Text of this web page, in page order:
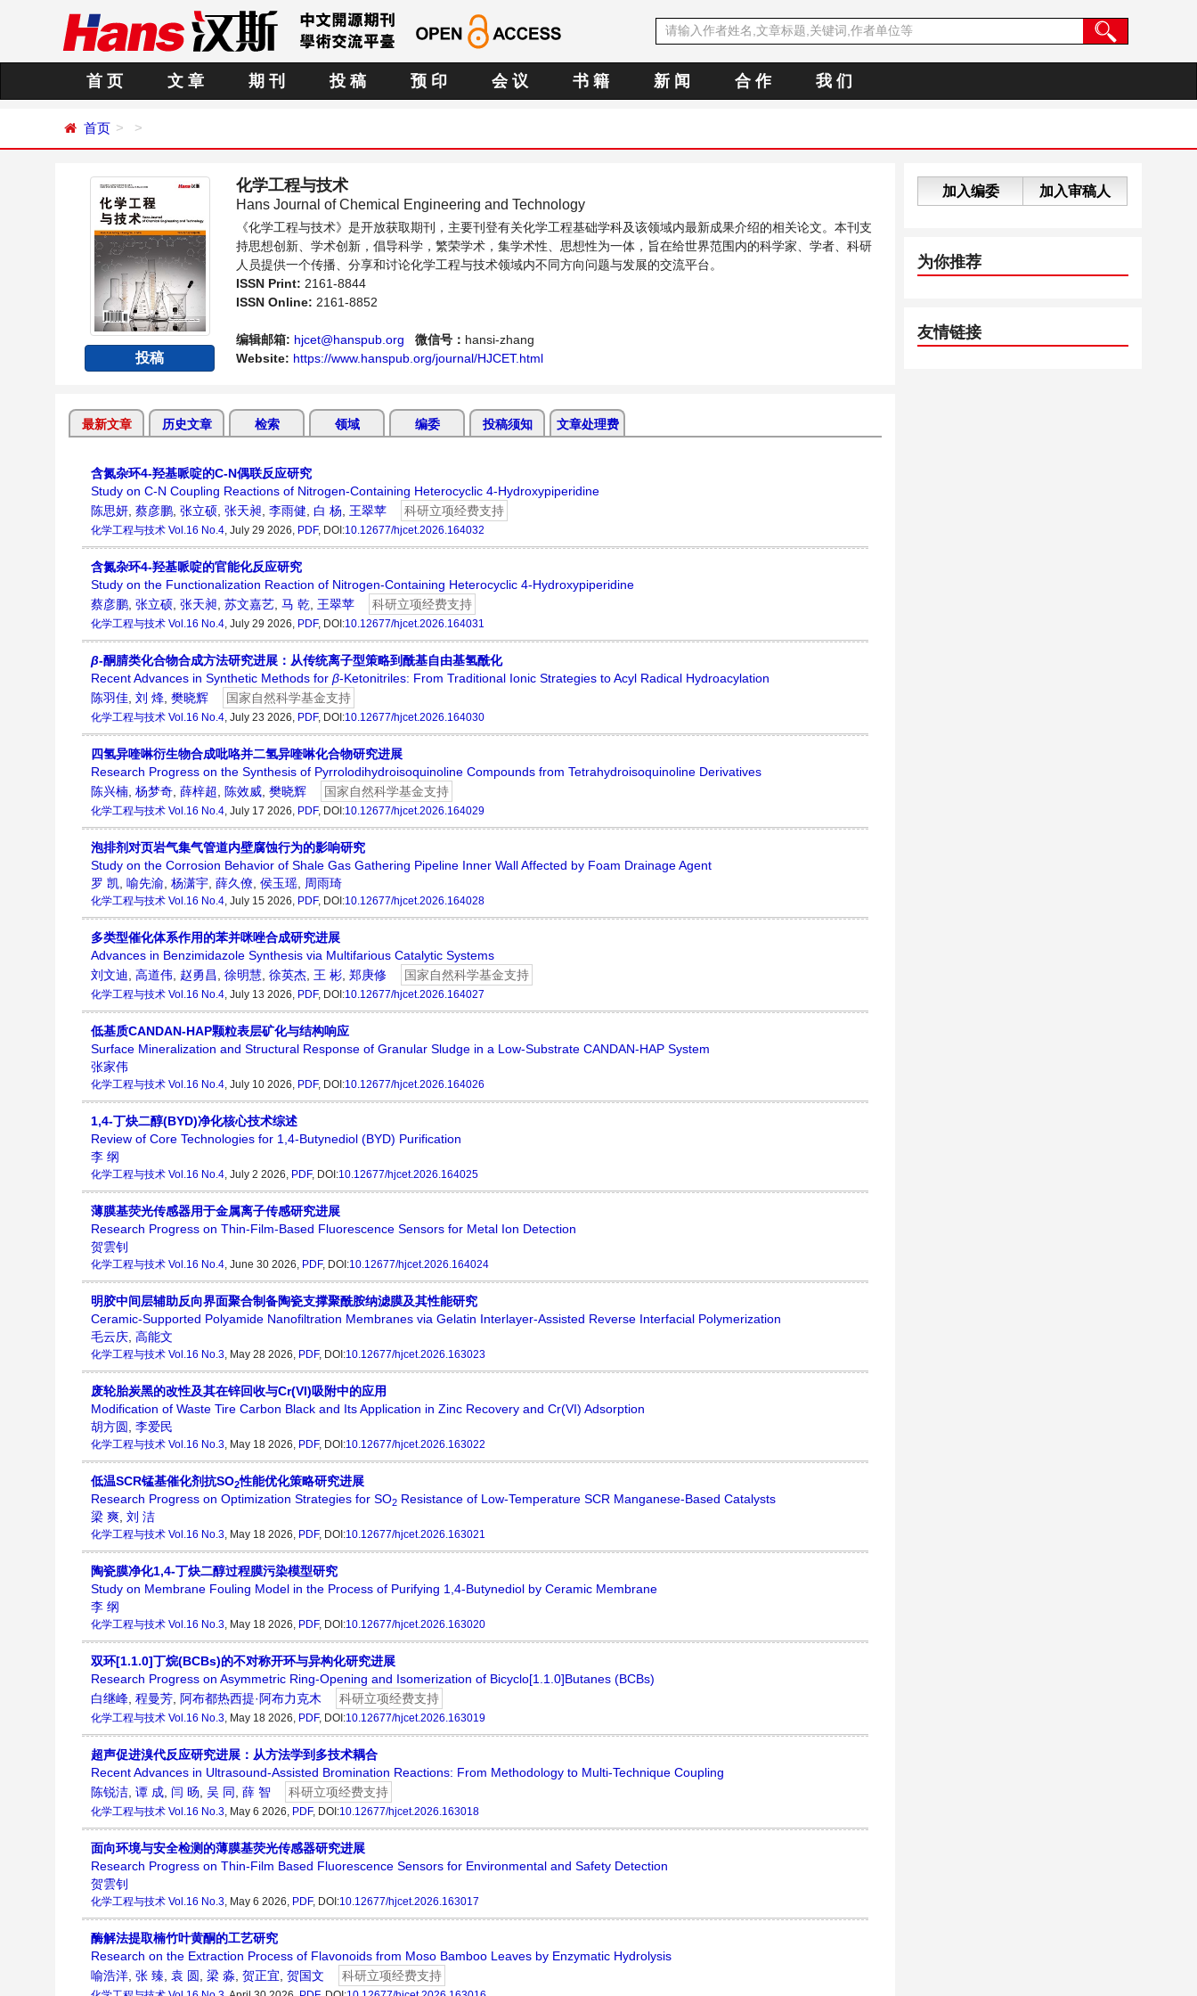
首 页 文 章 期 刊 投 稿 预 印 会 议 书 籍 新 闻 合 作 我 们
首页
投稿
化学工程与技术
Hans Journal of Chemical Engineering and Technology
《化学工程与技术》是开放获取期刊，主要刊登有关化学工程基础学科及该领域内最新成果介绍的相关论文。本刊支
持思想创新、学术创新，倡导科学，繁荣学术，集学术性、思想性为一体，旨在给世界范围内的科学家、学者、科研
人员提供一个传播、分享和讨论化学工程与技术领域内不同方向问题与发展的交流平台。
ISSN Print: 2161-8844
ISSN Online: 2161-8852
编辑邮箱: hjcet@hanspub.org 微信号： hansi-zhang
Website: https://www.hanspub.org/journal/HJCET.html
最新文章 历史文章 检索 领域 编委 投稿须知 文章处理费
含氮杂环4-羟基哌啶的C-N偶联反应研究
Study on C-N Coupling Reactions of Nitrogen-Containing Heterocyclic 4-Hydroxypiperidine
陈思妍, 蔡彦鹏, 张立硕, 张天昶, 李雨健, 白 杨, 王翠苹 科研立项经费支持
化学工程与技术 Vol.16 No.4, July 29 2026, PDF, DOI:10.12677/hjcet.2026.164032
含氮杂环4-羟基哌啶的官能化反应研究
Study on the Functionalization Reaction of Nitrogen-Containing Heterocyclic 4-Hydroxypiperidine
蔡彦鹏, 张立硕, 张天昶, 苏文嘉艺, 马 乾, 王翠苹 科研立项经费支持
化学工程与技术 Vol.16 No.4, July 29 2026, PDF, DOI:10.12677/hjcet.2026.164031
β-酮腈类化合物合成方法研究进展：从传统离子型策略到酰基自由基氢酰化
Recent Advances in Synthetic Methods for β-Ketonitriles: From Traditional Ionic Strategies to Acyl Radical Hydroacylation
陈羽佳, 刘 烽, 樊晓辉 国家自然科学基金支持
化学工程与技术 Vol.16 No.4, July 23 2026, PDF, DOI:10.12677/hjcet.2026.164030
四氢异喹啉衍生物合成吡咯并二氢异喹啉化合物研究进展
Research Progress on the Synthesis of Pyrrolodihydroisoquinoline Compounds from Tetrahydroisoquinoline Derivatives
陈兴楠, 杨梦奇, 薛梓超, 陈效威, 樊晓辉 国家自然科学基金支持
化学工程与技术 Vol.16 No.4, July 17 2026, PDF, DOI:10.12677/hjcet.2026.164029
泡排剂对页岩气集气管道内壁腐蚀行为的影响研究
Study on the Corrosion Behavior of Shale Gas Gathering Pipeline Inner Wall Affected by Foam Drainage Agent
罗 凯, 喻先渝, 杨潇宇, 薛久僚, 侯玉瑶, 周雨琦
化学工程与技术 Vol.16 No.4, July 15 2026, PDF, DOI:10.12677/hjcet.2026.164028
多类型催化体系作用的苯并咪唑合成研究进展
Advances in Benzimidazole Synthesis via Multifarious Catalytic Systems
刘文迪, 高道伟, 赵勇昌, 徐明慧, 徐英杰, 王 彬, 郑庚修 国家自然科学基金支持
化学工程与技术 Vol.16 No.4, July 13 2026, PDF, DOI:10.12677/hjcet.2026.164027
低基质CANDAN-HAP颗粒表层矿化与结构响应
Surface Mineralization and Structural Response of Granular Sludge in a Low-Substrate CANDAN-HAP System
张家伟
化学工程与技术 Vol.16 No.4, July 10 2026, PDF, DOI:10.12677/hjcet.2026.164026
1,4-丁炔二醇(BYD)净化核心技术综述
Review of Core Technologies for 1,4-Butynediol (BYD) Purification
李 纲
化学工程与技术 Vol.16 No.4, July 2 2026, PDF, DOI:10.12677/hjcet.2026.164025
薄膜基荧光传感器用于金属离子传感研究进展
Research Progress on Thin-Film-Based Fluorescence Sensors for Metal Ion Detection
贺雲钊
化学工程与技术 Vol.16 No.4, June 30 2026, PDF, DOI:10.12677/hjcet.2026.164024
明胶中间层辅助反向界面聚合制备陶瓷支撑聚酰胺纳滤膜及其性能研究
Ceramic-Supported Polyamide Nanofiltration Membranes via Gelatin Interlayer-Assisted Reverse Interfacial Polymerization
毛云庆, 高能文
化学工程与技术 Vol.16 No.3, May 28 2026, PDF, DOI:10.12677/hjcet.2026.163023
废轮胎炭黑的改性及其在锌回收与Cr(VI)吸附中的应用
Modification of Waste Tire Carbon Black and Its Application in Zinc Recovery and Cr(VI) Adsorption
胡方圆, 李爱民
化学工程与技术 Vol.16 No.3, May 18 2026, PDF, DOI:10.12677/hjcet.2026.163022
低温SCR锰基催化剂抗SO2性能优化策略研究进展
Research Progress on Optimization Strategies for SO2 Resistance of Low-Temperature SCR Manganese-Based Catalysts
梁 爽, 刘 洁
化学工程与技术 Vol.16 No.3, May 18 2026, PDF, DOI:10.12677/hjcet.2026.163021
陶瓷膜净化1,4-丁炔二醇过程膜污染模型研究
Study on Membrane Fouling Model in the Process of Purifying 1,4-Butynediol by Ceramic Membrane
李 纲
化学工程与技术 Vol.16 No.3, May 18 2026, PDF, DOI:10.12677/hjcet.2026.163020
双环[1.1.0]丁烷(BCBs)的不对称开环与异构化研究进展
Research Progress on Asymmetric Ring-Opening and Isomerization of Bicyclo[1.1.0]Butanes (BCBs)
白继峰, 程曼芳, 阿布都热西提·阿布力克木 科研立项经费支持
化学工程与技术 Vol.16 No.3, May 18 2026, PDF, DOI:10.12677/hjcet.2026.163019
超声促进溴代反应研究进展：从方法学到多技术耦合
Recent Advances in Ultrasound-Assisted Bromination Reactions: From Methodology to Multi-Technique Coupling
陈锐洁, 谭 成, 闫 旸, 吴 同, 薛 智 科研立项经费支持
化学工程与技术 Vol.16 No.3, May 6 2026, PDF, DOI:10.12677/hjcet.2026.163018
面向环境与安全检测的薄膜基荧光传感器研究进展
Research Progress on Thin-Film Based Fluorescence Sensors for Environmental and Safety Detection
贺雲钊
化学工程与技术 Vol.16 No.3, May 6 2026, PDF, DOI:10.12677/hjcet.2026.163017
酶解法提取楠竹叶黄酮的工艺研究
Research on the Extraction Process of Flavonoids from Moso Bamboo Leaves by Enzymatic Hydrolysis
喻浩洋, 张 臻, 袁 圆, 梁 淼, 贺正宜, 贺国文 科研立项经费支持
加入编委 加入审稿人
为你推荐
友情链接